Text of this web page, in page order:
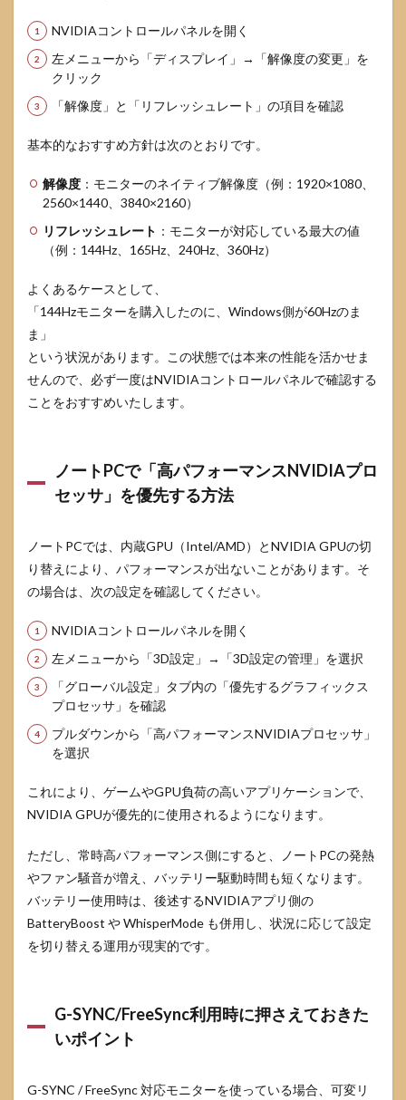
DLSS
とコント
ロールパ
の相乗効
5.3
Motionや
BatteryBoost
PC向け機能
の使い分け
トラ
ブル
シュ
ーテ
ィン
グ：
あり
がち
すべ
き項
6.1
つ
き・
ーム
ップ
ると
き
6.2
ティ
ン
グ・
スタ
ーが
なる
とき
6.3
コン
ルが
な
が表
NVIDIAコントロールパネルを開く
左メニューから「ディスプレイ」→「解像度の変更」を
クリック
「解像度」と「リフレッシュレート」の項目を確認
基本的なおすすめ方針は次のとおりです。
解像度 ：モニターのネイティブ解像度（例：1920×1080、
2560×1440、3840×2160）
リフレッシュレート ：モニターが対応している最大の値
（例：144Hz、165Hz、240Hz、360Hz）
よくあるケースとして、
「144Hzモニターを購入したのに、Windows側が60Hzのま
ま」
という状況があります。この状態では本来の性能を活かせま
せんので、必ず一度はNVIDIAコントロールパネルで確認する
ことをおすすめいたします。
ノートPCで「高パフォーマンスNVIDIAプロ
セッサ」を優先する方法
ノートPCでは、内蔵GPU（Intel/AMD）とNVIDIA GPUの切
り替えにより、パフォーマンスが出ないことがあります。そ
の場合は、次の設定を確認してください。
NVIDIAコントロールパネルを開く
左メニューから「3D設定」→「3D設定の管理」を選択
「グローバル設定」タブ内の「優先するグラフィックス
プロセッサ」を確認
プルダウンから「高パフォーマンスNVIDIAプロセッサ」
を選択
これにより、ゲームやGPU負荷の高いアプリケーションで、
NVIDIA GPUが優先的に使用されるようになります。
ただし、常時高パフォーマンス側にすると、ノートPCの発熱
やファン騒音が増え、バッテリー駆動時間も短くなります。
バッテリー使用時は、後述するNVIDIAアプリ側の
BatteryBoost や WhisperMode も併用し、状況に応じて設定
を切り替える運用が現実的です。
G-SYNC/FreeSync利用時に押さえておきた
いポイント
G-SYNC / FreeSync 対応モニターを使っている場合、可変リ